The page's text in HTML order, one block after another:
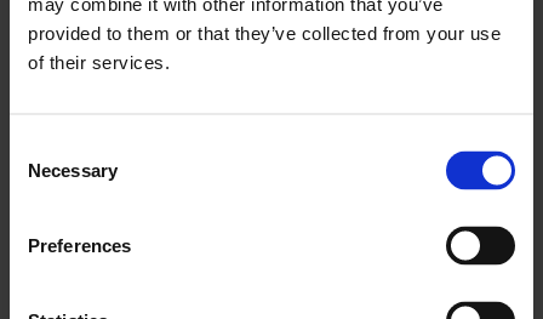
provided to them or that they’ve collected from your use
of their services.
Selection
Necessary
Preferences